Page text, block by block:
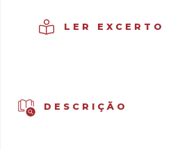
Monstro
LER EXCERTO
DESCRIÇÃO